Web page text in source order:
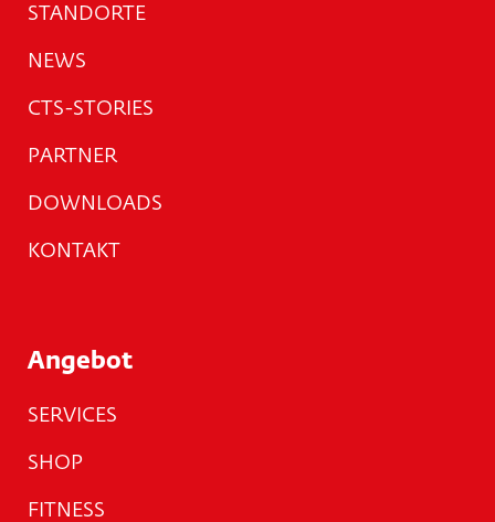
STANDORTE
NEWS
CTS-STORIES
PARTNER
DOWNLOADS
KONTAKT
Angebot
SERVICES
SHOP
FITNESS